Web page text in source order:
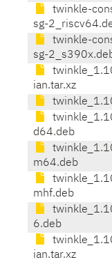
twinkle-
sg-
twinkle-
sg-
ian.tar.xz
d64.deb
m64.deb
mhf.deb
6.deb
ian.tar.xz